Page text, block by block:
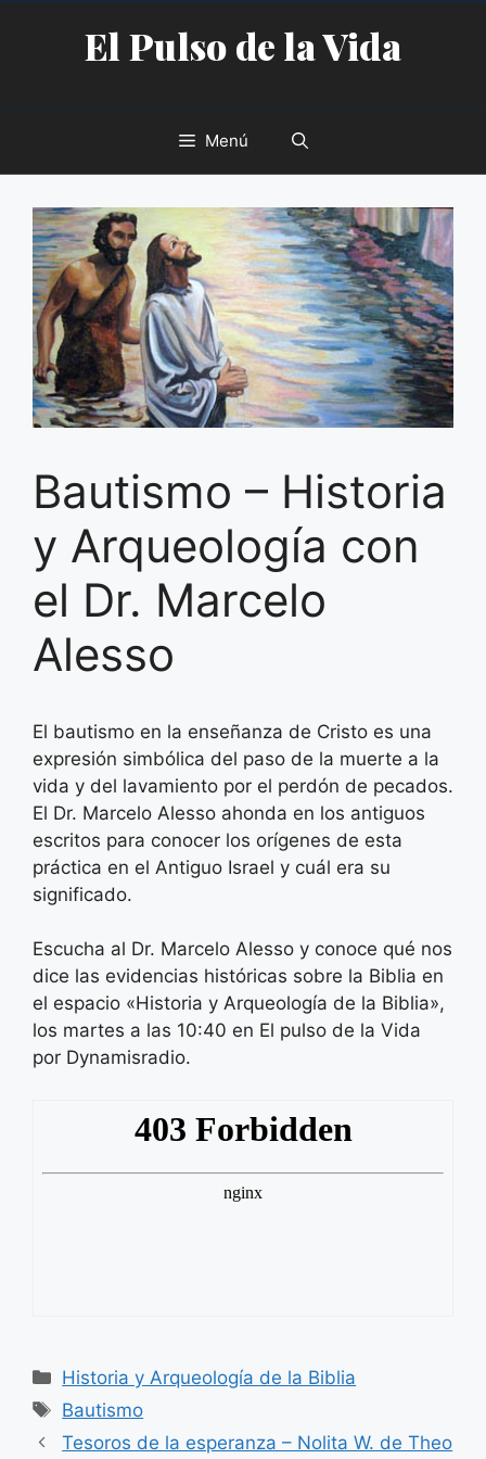
contenidoEl Pulso de la Vida
Menú
Bautismo – Historia
y Arqueología con
el Dr. Marcelo
Alesso
El bautismo en la enseñanza de Cristo es una
expresión simbólica del paso de la muerte a la
vida y del lavamiento por el perdón de pecados.
El Dr. Marcelo Alesso ahonda en los antiguos
escritos para conocer los orígenes de esta
práctica en el Antiguo Israel y cuál era su
significado.
Escucha al Dr. Marcelo Alesso y conoce qué nos
dice las evidencias históricas sobre la Biblia en
el espacio «Historia y Arqueología de la Biblia»,
los martes a las 10:40 en El pulso de la Vida
por Dynamisradio.
Categorías
Historia y Arqueología de la Biblia
Etiquetas
Bautismo
Tesoros de la esperanza – Nolita W. de Theo